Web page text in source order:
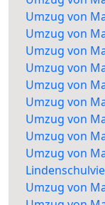
Umzug von
Umzug von
Umzug von
Umzug von
Umzug von
Umzug von
Umzug von
Umzug von
Umzug von
Umzug von